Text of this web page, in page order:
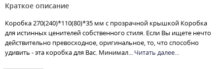
Краткое описание
Коробка 270(240)*110(80)*35 мм с прозрачной крышкой Коробка
для истинных ценителей собственного стиля. Если Вы ищете нечто
действительно превосходное, оригинальное, то, что способно
удивить - эта коробка для Вас. Минимал... Читать далее...